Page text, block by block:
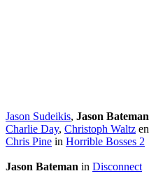
Jason Sudeikis, Jason Bateman
Charlie Day, Christoph Waltz en
Chris Pine in Horrible Bosses 2
Jason Bateman in Disconnect